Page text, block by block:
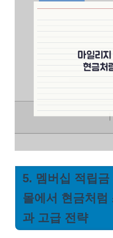
5. 멤버십 적립
몰에서 현금처
과 고급 전략